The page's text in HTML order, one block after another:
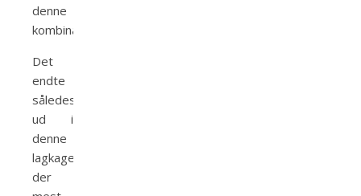
denne
kombination!
Det
endte
således
ud i
denne
lagkage,
der